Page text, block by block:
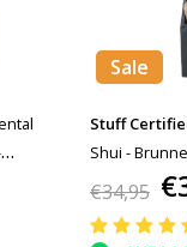
Sale
Stuff
Shui -
€34,95